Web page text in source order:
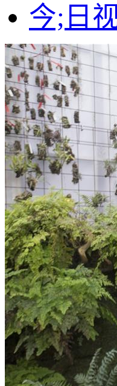
今;日